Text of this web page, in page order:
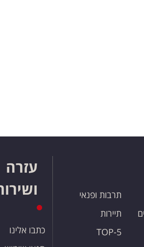
תרבות ופנאי
תיירות
TOP-5
עזרה
כתבו אלינו